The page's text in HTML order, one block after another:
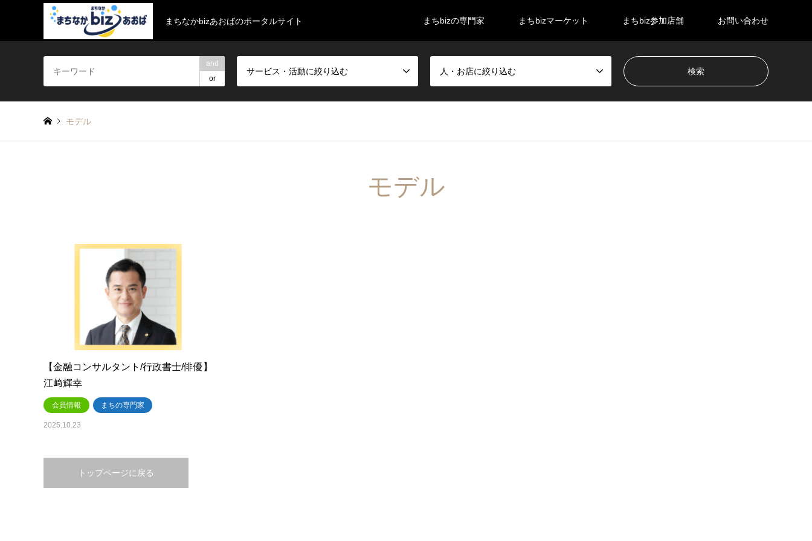
まちなかbizあおばのポータルサイト まちbizの専門家 まちbizマーケット まちbiz参加店舗 お問い合わせ
and
or
サービス・活動に絞り込む 人・お店に絞り込む
モデル
モデル
【金融コンサルタント/行政書士/俳優】
江﨑輝幸
会員情報 まちの専門家
2025.10.23
トップページに戻る